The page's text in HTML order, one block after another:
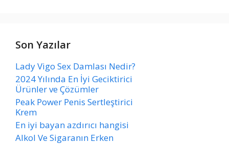
Son Yazılar
Lady Vigo Sex Damlası Nedir?
2024 Yılında En İyi Geciktirici
Ürünler ve Çözümler
Peak Power Penis Sertleştirici
Krem
En iyi bayan azdırıcı hangisi
Alkol Ve Sigaranın Erken